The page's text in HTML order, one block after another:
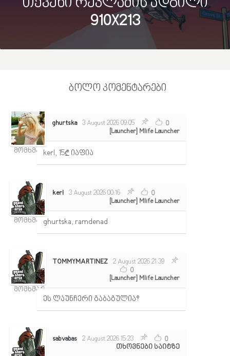
910X213
ბოლო კომენტარები
მომხმარებელი
ghurtska 3 August 2026 09:05 0
[Launcher] Mlife Launcher
kerl, 15₾ იაფია
მომხმარებელი
kerl 3 August 2026 00:16 0
[Launcher] Mlife Launcher
ghurtska, ramdenad
მომხმარებელი
TOMMYMARTINEZ
2 August 2026 21:39
0
[Launcher] Mlife Launcher
ეს ლაუნჩერი გაბაგულია?
sabvabas 2 August 2026 15:23 0
თხოვნები საიტზე